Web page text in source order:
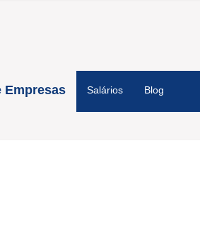
Empresas Salários Blog